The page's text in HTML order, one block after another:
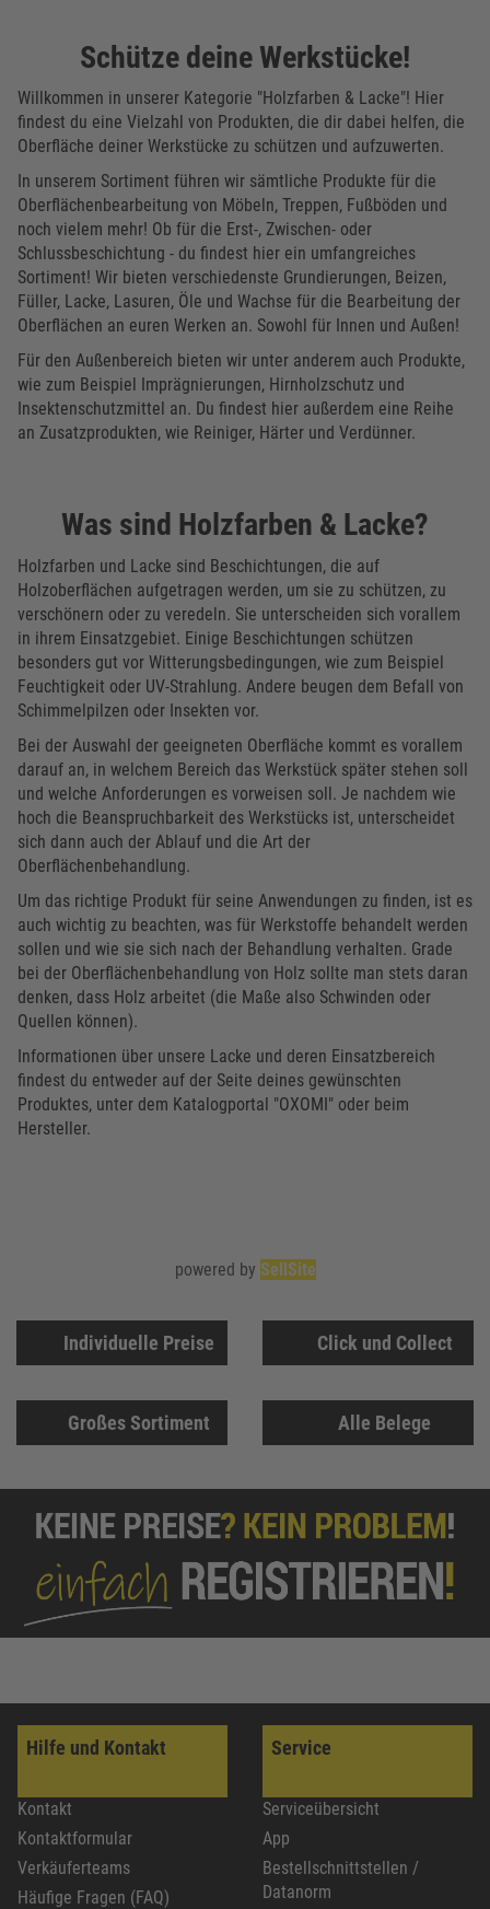
Schütze deine Werkstücke!
Willkommen in unserer Kategorie "Holzfarben & Lacke"! Hier
findest du eine Vielzahl von Produkten, die dir dabei helfen, die
Oberfläche deiner Werkstücke zu schützen und aufzuwerten.
In unserem Sortiment führen wir sämtliche Produkte für die
Oberflächenbearbeitung von Möbeln, Treppen, Fußböden und
noch vielem mehr! Ob für die Erst-, Zwischen- oder
Schlussbeschichtung - du findest hier ein umfangreiches
Sortiment! Wir bieten verschiedenste Grundierungen, Beizen,
Füller, Lacke, Lasuren, Öle und Wachse für die Bearbeitung der
Oberflächen an euren Werken an. Sowohl für Innen und Außen!
Für den Außenbereich bieten wir unter anderem auch Produkte,
wie zum Beispiel Imprägnierungen, Hirnholzschutz und
Insektenschutzmittel an. Du findest hier außerdem eine Reihe
an Zusatzprodukten, wie Reiniger, Härter und Verdünner.
Was sind Holzfarben & Lacke?
Holzfarben und Lacke sind Beschichtungen, die auf
Holzoberflächen aufgetragen werden, um sie zu schützen, zu
verschönern oder zu veredeln. Sie unterscheiden sich vorallem
in ihrem Einsatzgebiet. Einige Beschichtungen schützen
besonders gut vor Witterungsbedingungen, wie zum Beispiel
Feuchtigkeit oder UV-Strahlung. Andere beugen dem Befall von
Schimmelpilzen oder Insekten vor.
Bei der Auswahl der geeigneten Oberfläche kommt es vorallem
darauf an, in welchem Bereich das Werkstück später stehen soll
und welche Anforderungen es vorweisen soll. Je nachdem wie
hoch die Beanspruchbarkeit des Werkstücks ist, unterscheidet
sich dann auch der Ablauf und die Art der
Oberflächenbehandlung.
Um das richtige Produkt für seine Anwendungen zu finden, ist es
auch wichtig zu beachten, was für Werkstoffe behandelt werden
sollen und wie sie sich nach der Behandlung verhalten. Grade
bei der Oberflächenbehandlung von Holz sollte man stets daran
denken, dass Holz arbeitet (die Maße also Schwinden oder
Quellen können).
Informationen über unsere Lacke und deren Einsatzbereich
findest du entweder auf der Seite deines gewünschten
Produktes, unter dem Katalogportal "OXOMI" oder beim
Hersteller.
Individuelle Preise Click und Collect
Großes Sortiment Alle Belege
Hilfe und Kontakt
Kontakt
Kontaktformular
Verkäuferteams
Häufige Fragen (FAQ)
Service
Serviceübersicht
App
Bestellschnittstellen /
Datanorm
powered by SellSite